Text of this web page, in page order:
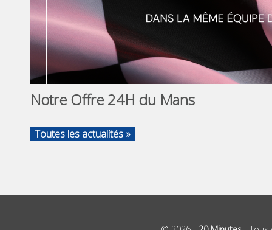
Notre Offre 24H du Mans
Toutes les actualités »